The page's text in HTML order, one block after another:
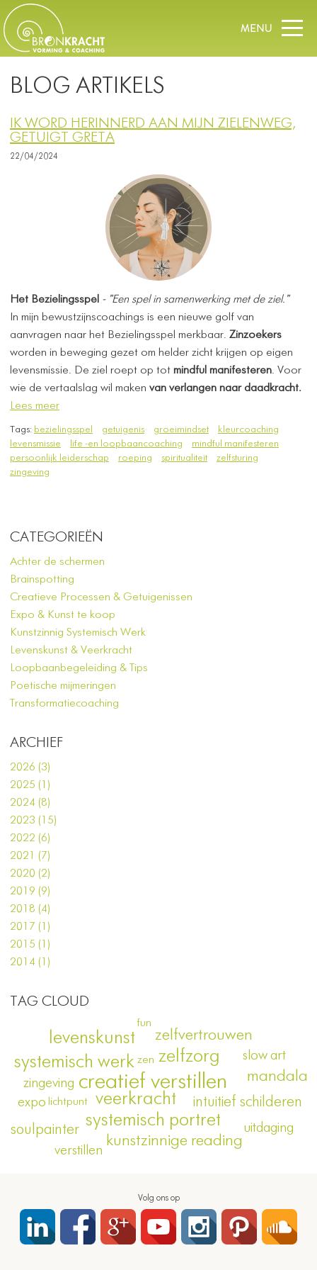
BLOG ARTIKELS
IK WORD HERINNERD AAN MIJN ZIELENWEG,
GETUIGT GRETA
22/04/2024
Het Bezielingsspel - "Een spel in samenwerking met de ziel."
In mijn bewustzijnscoachings is een nieuwe golf van
aanvragen naar het Bezielingsspel merkbaar. Zinzoekers
worden in beweging gezet om helder zicht krijgen op eigen
levensmissie. De ziel roept op tot mindful manifesteren. Voor
wie de vertaalslag wil maken van verlangen naar daadkracht.
Lees meer
Tags: bezielingsspel getuigenis groeimindset
kleurcoaching
levensmissie
life -en loopbaancoaching
mindful manifesteren
persoonlijk leiderschap
roeping spiritualiteit
zelfsturing
zingeving
CATEGORIEËN
Achter de schermen
Brainspotting
Creatieve Processen & Getuigenissen
Expo & Kunst te koop
Kunstzinnig Systemisch Werk
Levenskunst & Veerkracht
Loopbaanbegeleiding & Tips
Poetische mijmeringen
Transformatiecoaching
ARCHIEF
2026 (3)
2025 (1)
2024 (8)
2023 (15)
2022 (6)
2021 (7)
2020 (2)
2019 (9)
2018 (4)
2017 (1)
2015 (1)
2014 (1)
TAG CLOUD
creatief verstillen
veerkracht
zelfzorg
systemisch portret
systemisch werk
levenskunst zelfvertrouwen
kunstzinnige reading
mandala
intuitief schilderen
soulpainter
zingeving
slow art
verstillen
expo
uitdaging
zen
lichtpunt
fun
Volg ons op